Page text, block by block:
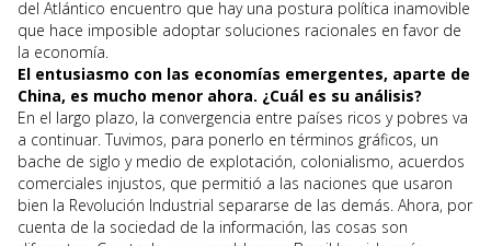
del Atlántico encuentro que hay una postura política inamovible
que hace imposible adoptar soluciones racionales en favor de
la economía.
El entusiasmo con las economías emergentes, aparte de
China, es mucho menor ahora. ¿Cuál es su análisis?
En el largo plazo, la convergencia entre países ricos y pobres va
a continuar. Tuvimos, para ponerlo en términos gráficos, un
bache de siglo y medio de explotación, colonialismo, acuerdos
comerciales injustos, que permitió a las naciones que usaron
bien la Revolución Industrial separarse de las demás. Ahora, por
cuenta de la sociedad de la información, las cosas son